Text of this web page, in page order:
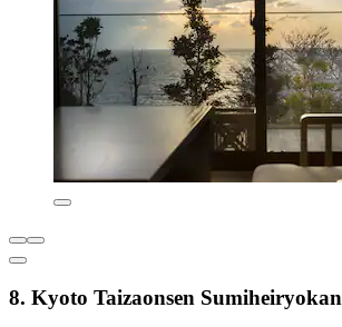
8. Kyoto Taizaonsen Sumiheiryokan